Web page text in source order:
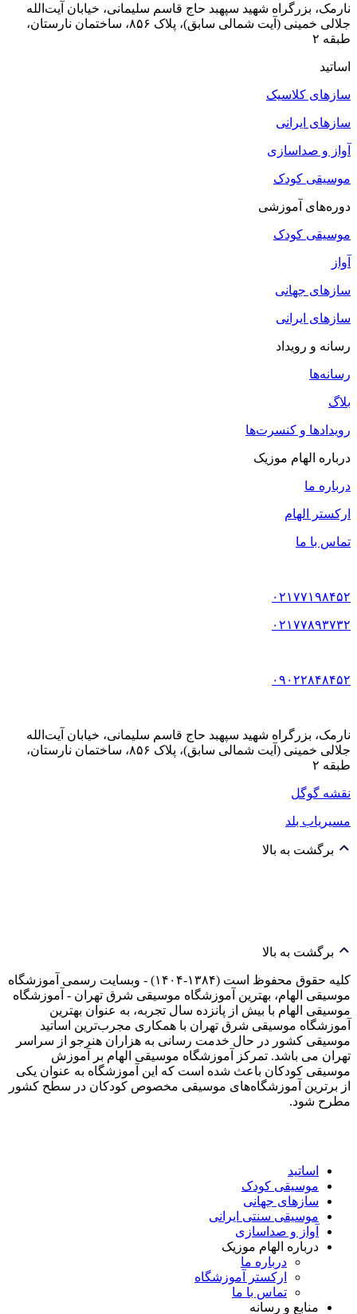
نارمک، بزرگراه شهید سپهبد حاج قاسم سلیمانی، خیابان آیت‌الله
جلالی خمینی (آیت شمالی سابق)، پلاک ۸۵۶، ساختمان نارستان،
طبقه ۲
اساتید
سازهای کلاسیک
سازهای ایرانی
آواز و صداسازی
موسیقی کودک
دوره‌های آموزشی
موسیقی کودک
آواز
سازهای جهانی
سازهای ایرانی
رسانه و رویداد
رسانه‌ها
بلاگ
رویدادها و کنسرت‌ها
درباره الهام موزیک
درباره ما
ارکستر الهام
تماس با ما
۰۲۱۷۷۱۹۸۴۵۲
۰۲۱۷۷۸۹۳۷۳۲
۰۹۰۲۲۸۴۸۴۵۲
نارمک، بزرگراه شهید سپهبد حاج قاسم سلیمانی، خیابان آیت‌الله
جلالی خمینی (آیت شمالی سابق)، پلاک ۸۵۶، ساختمان نارستان،
طبقه ۲
نقشه گوگل
مسیریاب بلد
برگشت به بالا
برگشت به بالا
کلیه حقوق محفوظ است (۱۳۸۴-۱۴۰۴) - وبسایت رسمی آموزشگاه
موسیقی الهام، بهترین آموزشگاه موسیقی شرق تهران - آموزشگاه
موسیقی الهام با بیش از پانزده سال تجربه، به عنوان بهترین
آموزشگاه موسیقی شرق تهران با همکاری مجرب‌ترین اساتید
موسیقی کشور در حال خدمت رسانی به هزاران هنرجو از سراسر
تهران می باشد. تمرکز آموزشگاه موسیقی الهام بر آموزش
موسیقی کودکان باعث شده است که این آموزشگاه به عنوان یکی
از برترین آموزشگاه‌های موسیقی مخصوص کودکان در سطح کشور
مطرح شود.
اساتید
موسیقی کودک
سازهای جهانی
موسیقی سنتی ایرانی
آواز و صداسازی
درباره الهام موزیک
درباره ما
ارکستر آموزشگاه
تماس با ما
منابع و رسانه